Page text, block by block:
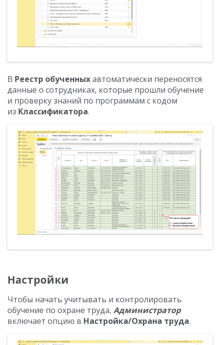
В Реестр обученныхавтоматически переносятся
данные о сотрудниках, которые прошли обучение
и проверку знаний по программам с кодом
из Классификатора.
Настройки
Чтобы начать учитывать и контролировать
обучение по охране труда, Администратор
включает опцию в Настройка/Охрана труда.